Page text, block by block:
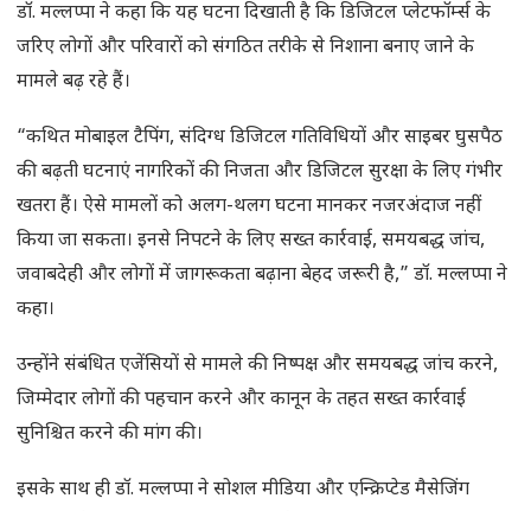
डॉ. मल्लप्पा ने कहा कि यह घटना दिखाती है कि डिजिटल प्लेटफॉर्म्स के
जरिए लोगों और परिवारों को संगठित तरीके से निशाना बनाए जाने के
मामले बढ़ रहे हैं।
“कथित मोबाइल टैपिंग, संदिग्ध डिजिटल गतिविधियों और साइबर घुसपैठ
की बढ़ती घटनाएं नागरिकों की निजता और डिजिटल सुरक्षा के लिए गंभीर
खतरा हैं। ऐसे मामलों को अलग-थलग घटना मानकर नजरअंदाज नहीं
किया जा सकता। इनसे निपटने के लिए सख्त कार्रवाई, समयबद्ध जांच,
जवाबदेही और लोगों में जागरूकता बढ़ाना बेहद जरूरी है,” डॉ. मल्लप्पा ने
कहा।
उन्होंने संबंधित एजेंसियों से मामले की निष्पक्ष और समयबद्ध जांच करने,
जिम्मेदार लोगों की पहचान करने और कानून के तहत सख्त कार्रवाई
सुनिश्चित करने की मांग की।
इसके साथ ही डॉ. मल्लप्पा ने सोशल मीडिया और एन्क्रिप्टेड मैसेजिंग